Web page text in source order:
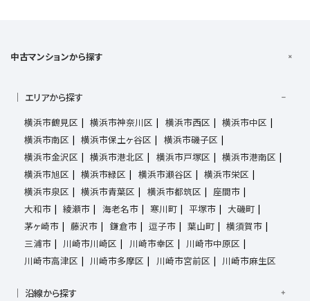
中古マンションから探す
エリアから探す
横浜市鶴見区
横浜市神奈川区 横浜市西区
横浜市中区
横浜市南区
横浜市保土ヶ谷区
横浜市磯子区
横浜市金沢区
横浜市港北区 横浜市戸塚区
横浜市港南区
横浜市旭区
横浜市緑区 横浜市瀬谷区
横浜市栄区
横浜市泉区
横浜市青葉区 横浜市都筑区
座間市
大和市
綾瀬市 海老名市 寒川町 平塚市
大磯町
茅ヶ崎市
藤沢市 鎌倉市 逗子市 葉山町
横須賀市
三浦市
川崎市川崎区 川崎市幸区
川崎市中原区
川崎市高津区
川崎市多摩区 川崎市宮前区 川崎市麻生区
沿線から探す